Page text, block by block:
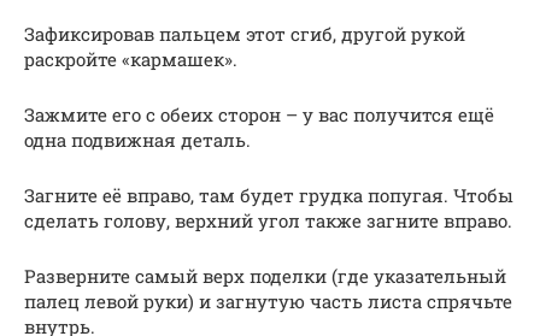
Зафиксировав пальцем этот сгиб, другой рукой
раскройте «кармашек».
Зажмите его с обеих сторон – у вас получится ещё
одна подвижная деталь.
Загните её вправо, там будет грудка попугая. Чтобы
сделать голову, верхний угол также загните вправо.
Разверните самый верх поделки (где указательный
палец левой руки) и загнутую часть листа спрячьте
внутрь.